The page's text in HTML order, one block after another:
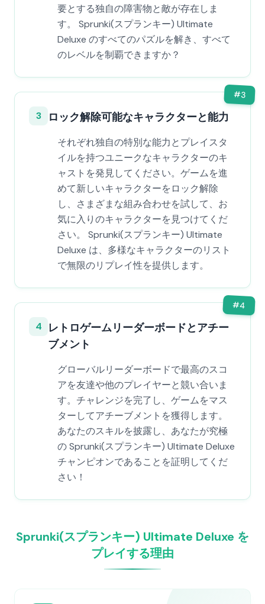
要とする独自の障害物と敵が存在しま
す。 Sprunki(スプランキー) Ultimate
Deluxe のすべてのパズルを解き、すべて
のレベルを制覇できますか？
#3
3 ロック解除可能なキャラクターと能力
それぞれ独自の特別な能力とプレイスタ
イルを持つユニークなキャラクターのキ
ャストを発見してください。ゲームを進
めて新しいキャラクターをロック解除
し、さまざまな組み合わせを試して、お
気に入りのキャラクターを見つけてくだ
さい。 Sprunki(スプランキー) Ultimate
Deluxe は、多様なキャラクターのリスト
で無限のリプレイ性を提供します。
#4
4
レトロゲームリーダーボードとアチー
ブメント
グローバルリーダーボードで最高のスコ
アを友達や他のプレイヤーと競い合いま
す。チャレンジを完了し、ゲームをマス
ターしてアチーブメントを獲得します。
あなたのスキルを披露し、あなたが究極
の Sprunki(スプランキー) Ultimate Deluxe
チャンピオンであることを証明してくだ
さい！
Sprunki(スプランキー) Ultimate Deluxe を
プレイする理由